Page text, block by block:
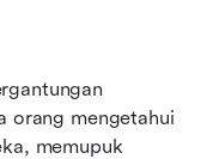
orang mengetahui
memupuk